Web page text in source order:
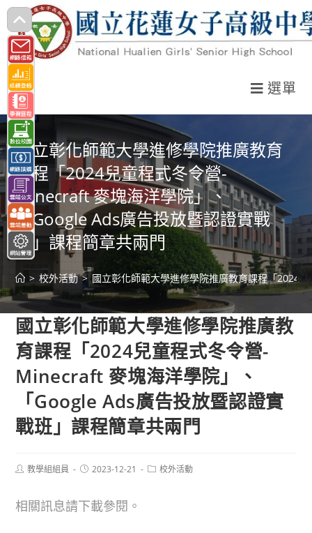
跳
轉
至
主
要
內
容
選單
國立彰化師範大學進修學院推廣教育
課程「2024兒童程式冬令營-
Minecraft 麥塊海洋學院」、
「Google Ads廣告投放暨認證實戰
班」課程簡章共兩門
> 校外活動 > 國立彰化師範大學進修學院推廣教育課程「2024
國立彰化師範大學進修學院推廣教
育課程「2024兒童程式冬令營-
Minecraft 麥塊海洋學院」、
「Google Ads廣告投放暨認證實
戰班」課程簡章共兩門
Post教學組組員
Post2023-12-21
Post校外活動
相關訊息請下載參閱。